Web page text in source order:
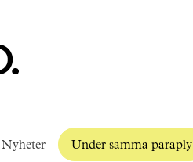
Nyheter Under samma paraply